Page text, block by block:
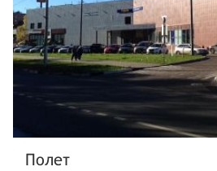
Полет